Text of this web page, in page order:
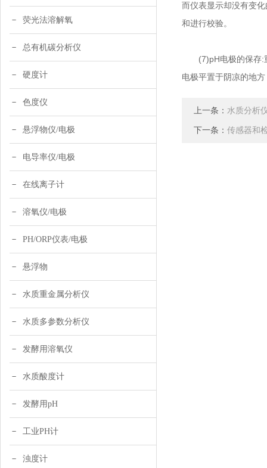
荧光法溶解氧
总有机碳分析仪
硬度计
色度仪
悬浮物仪/电极
电导率仪/电极
在线离子计
溶氧仪/电极
PH/ORP仪表/电极
悬浮物
水质重金属分析仪
水质多参数分析仪
发酵用溶氧仪
水质酸度计
发酵用pH
工业PH计
浊度计
而仪表显示却没有变
和进行校验。
(7)pH电极的保存:重
电极平置于阴凉的地
上一条： 水质分析
下一条： 传感器和